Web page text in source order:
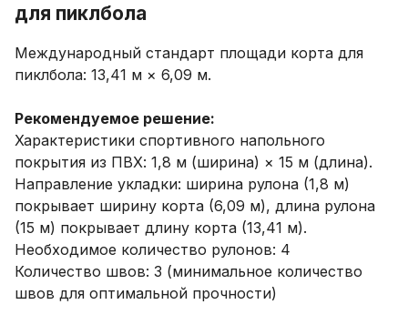
для пиклбола
Международный стандарт площади корта для
пиклбола: 13,41 м × 6,09 м.
Рекомендуемое решение:
Характеристики спортивного напольного
покрытия из ПВХ: 1,8 м (ширина) × 15 м (длина).
Направление укладки: ширина рулона (1,8 м)
покрывает ширину корта (6,09 м), длина рулона
(15 м) покрывает длину корта (13,41 м).
Необходимое количество рулонов: 4
Количество швов: 3 (минимальное количество
швов для оптимальной прочности)